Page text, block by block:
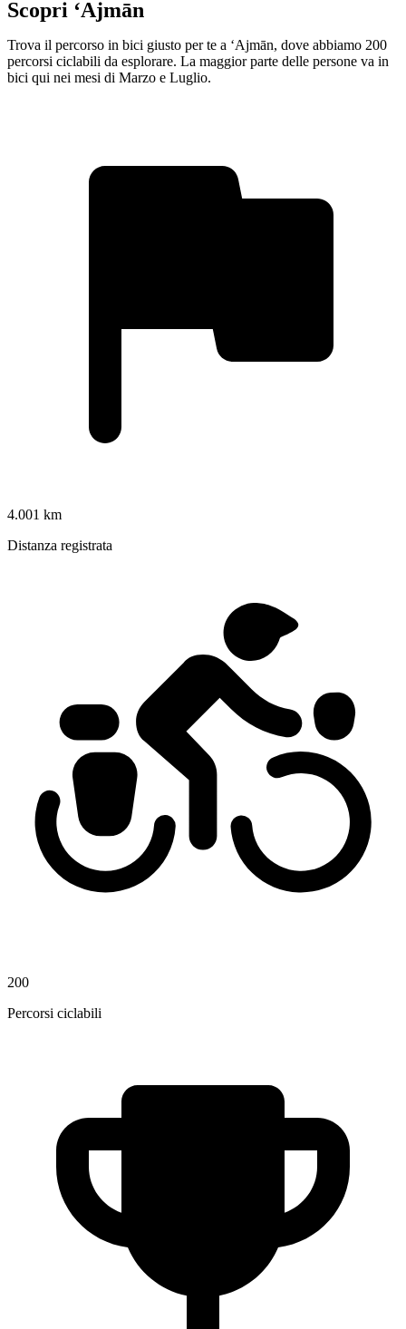
Scopri ‘Ajmān
Trova il percorso in bici giusto per te a ‘Ajmān, dove abbiamo 200
percorsi ciclabili da esplorare. La maggior parte delle persone va in
bici qui nei mesi di Marzo e Luglio.
4.001 km
Distanza registrata
200
Percorsi ciclabili